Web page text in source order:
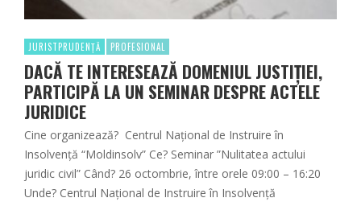
JURISTPRUDENȚĂ PROFESIONAL
DACĂ TE INTERESEAZĂ DOMENIUL JUSTIȚIEI,
PARTICIPĂ LA UN SEMINAR DESPRE ACTELE
JURIDICE
Cine organizează? Centrul Național de Instruire în
Insolvență “Moldinsolv” Ce? Seminar ”Nulitatea actului
juridic civil” Când? 26 octombrie, între orele 09:00 – 16:20
Unde? Centrul Național de Instruire în Insolvență